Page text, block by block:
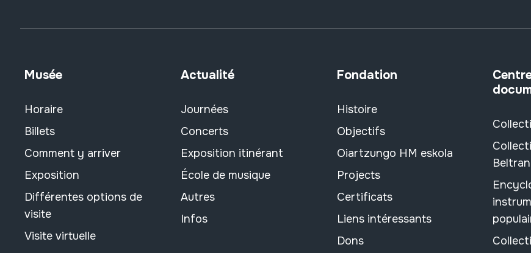
Musée
Horaire
Billets
Comment y arriver
Exposition
Différentes options de
visite
Visite virtuelle
Actualité
Journées
Concerts
Exposition itinérant
École de musique
Autres
Infos
Fondation
Histoire
Objectifs
Oiartzungo HM eskola
Projects
Certificats
Liens intéressants
Dons